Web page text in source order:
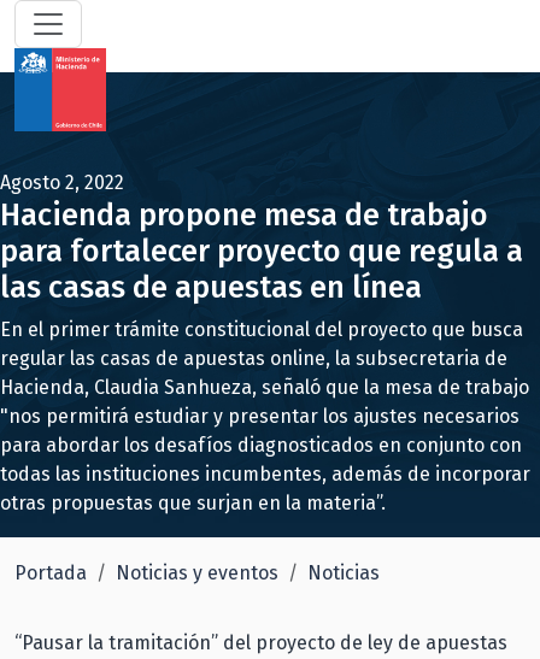
Agosto 2, 2022
Hacienda propone mesa de trabajo
para fortalecer proyecto que regula a
las casas de apuestas en línea
En el primer trámite constitucional del proyecto que busca
regular las casas de apuestas online, la subsecretaria de
Hacienda, Claudia Sanhueza, señaló que la mesa de trabajo
"nos permitirá estudiar y presentar los ajustes necesarios
para abordar los desafíos diagnosticados en conjunto con
todas las instituciones incumbentes, además de incorporar
otras propuestas que surjan en la materia”.
Portada Noticias y eventos Noticias
“Pausar la tramitación” del proyecto de ley de apuestas